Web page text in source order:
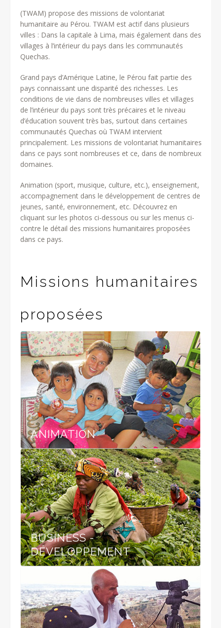
(TWAM) propose des missions de volontariat
humanitaire au Pérou. TWAM est actif dans plusieurs
villes : Dans la capitale à Lima, mais également dans des
villages à l’intérieur du pays dans les communautés
Quechas.
Grand pays d’Amérique Latine, le Pérou fait partie des
pays connaissant une disparité des richesses. Les
conditions de vie dans de nombreuses villes et villages
de l’intérieur du pays sont très précaires et le niveau
d’éducation souvent très bas, surtout dans certaines
communautés Quechas où TWAM intervient
principalement. Les missions de volontariat humanitaires
dans ce pays sont nombreuses et ce, dans de nombreux
domaines.
Animation (sport, musique, culture, etc.), enseignement,
accompagnement dans le développement de centres de
jeunes, santé, environnement, etc. Découvrez en
cliquant sur les photos ci-dessous ou sur les menus ci-
contre le détail des missions humanitaires proposées
dans ce pays.
Missions humanitaires
proposées
ANIMATION
BUSINESS -
DÉVELOPPEMENT